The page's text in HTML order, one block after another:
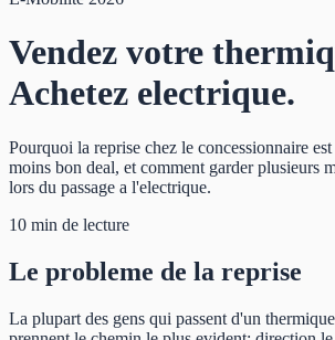
Vendez votre
Achetez electrique.
Pourquoi la reprise chez le concessionnaire
moins bon deal, et comment garder plusieurs
lors du passage a l'electrique.
10 min de lecture
Le probleme de la reprise
La plupart des gens qui passent d'un